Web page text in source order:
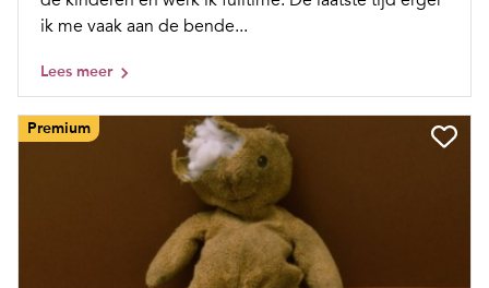
ik me vaak aan de bende...
Lees meer
Premium